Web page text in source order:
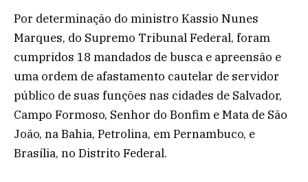
Por determinação do ministro Kassio Nunes
Marques, do Supremo Tribunal Federal, foram
cumpridos 18 mandados de busca e apreensão e
uma ordem de afastamento cautelar de servidor
público de suas funções nas cidades de Salvador,
Campo Formoso, Senhor do Bonfim e Mata de São
João, na Bahia, Petrolina, em Pernambuco, e
Brasília, no Distrito Federal.